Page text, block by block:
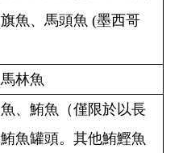
魚、馬頭魚 (墨西哥
林魚
、鮪魚（僅限於以長
魚罐頭。其他鮪鰹魚